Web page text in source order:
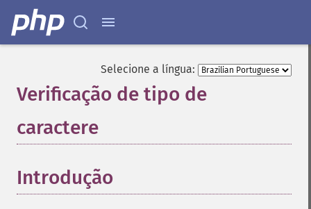
Selecione a língua:
Verificação de tipo de
caractere
Introdução